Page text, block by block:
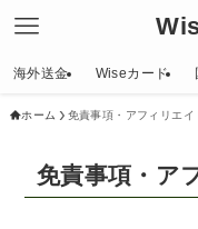
海外送金 Wiseカード
ホーム 免責事項・アフィリエイ
免責事項・ア